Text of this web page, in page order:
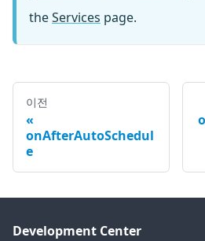
theServices page.
이전
onAfterAutoSchedul
e
Development Center